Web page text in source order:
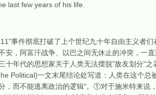
last few years of his life.
事件彻底打破了上个世纪九十年自由主义者们
安，阿富汗战争、以巴之间无休止的冲突，
十年代的思想家关于人类无法摆脱"敌友划分"
Political)一文末尾结论处写道：人类在这个
，而不能逃离政治的逻辑"。①对于施米特来说